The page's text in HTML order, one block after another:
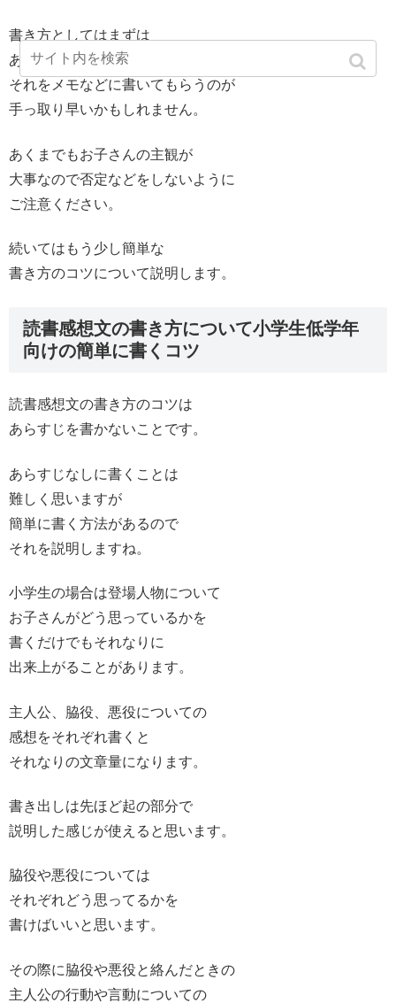
書き方としてはまずは
あなたがお子さんに質問して
それをメモなどに書いてもらうのが
手っ取り早いかもしれません。
あくまでもお子さんの主観が
大事なので否定などをしないように
ご注意ください。
続いてはもう少し簡単な
書き方のコツについて説明します。
読書感想文の書き方について小学生低学年
向けの簡単に書くコツ
読書感想文の書き方のコツは
あらすじを書かないことです。
あらすじなしに書くことは
難しく思いますが
簡単に書く方法があるので
それを説明しますね。
小学生の場合は登場人物について
お子さんがどう思っているかを
書くだけでもそれなりに
出来上がることがあります。
主人公、脇役、悪役についての
感想をそれぞれ書くと
それなりの文章量になります。
書き出しは先ほど起の部分で
説明した感じが使えると思います。
脇役や悪役については
それぞれどう思ってるかを
書けばいいと思います。
その際に脇役や悪役と絡んだときの
主人公の行動や言動についての